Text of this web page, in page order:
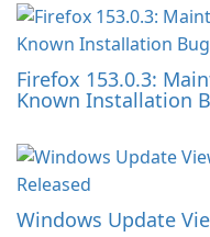
Firefox 153.0.3:
Known Installation
Windows Update